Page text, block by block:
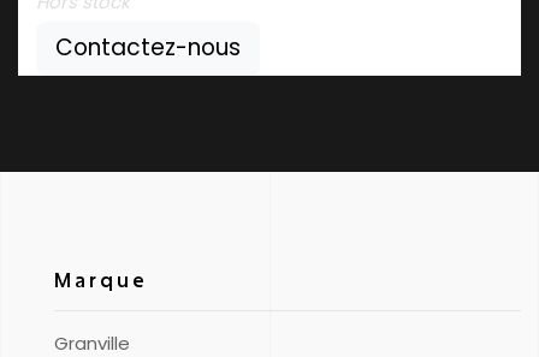
Contactez-nous
Marque
Granville